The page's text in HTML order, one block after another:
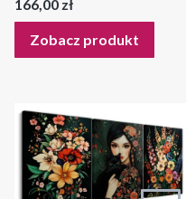
166,00 zł
Zobacz produkt